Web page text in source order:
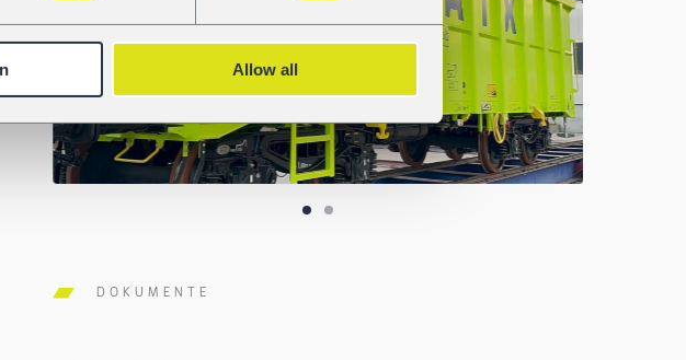
Allow all
DOKUMENTE